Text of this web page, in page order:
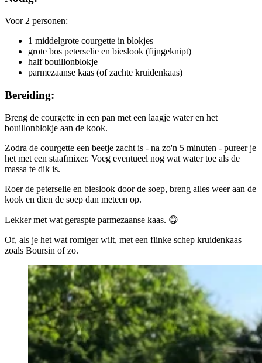
Voor 2 personen:
1 middelgrote courgette in blokjes
grote bos peterselie en bieslook (fijngeknipt)
half bouillonblokje
parmezaanse kaas (of zachte kruidenkaas)
Bereiding:
Breng de courgette in een pan met een laagje water en het
bouillonblokje aan de kook.
Zodra de courgette een beetje zacht is - na zo'n 5 minuten - pureer je
het met een staafmixer. Voeg eventueel nog wat water toe als de
massa te dik is.
Roer de peterselie en bieslook door de soep, breng alles weer aan de
kook en dien de soep dan meteen op.
Lekker met wat geraspte parmezaanse kaas. 😋
Of, als je het wat romiger wilt, met een flinke schep kruidenkaas
zoals Boursin of zo.